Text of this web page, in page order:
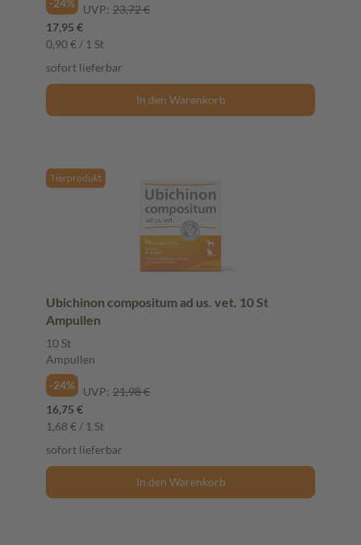
UVP: 23,72 €
17,95 €
0,90 € / 1 St
sofort lieferbar
In den Warenkorb
Tierprodukt
Ubichinon compositum ad us. vet. 10 St
Ampullen
10 St
Ampullen
-24%
UVP: 21,98 €
16,75 €
1,68 € / 1 St
sofort lieferbar
In den Warenkorb